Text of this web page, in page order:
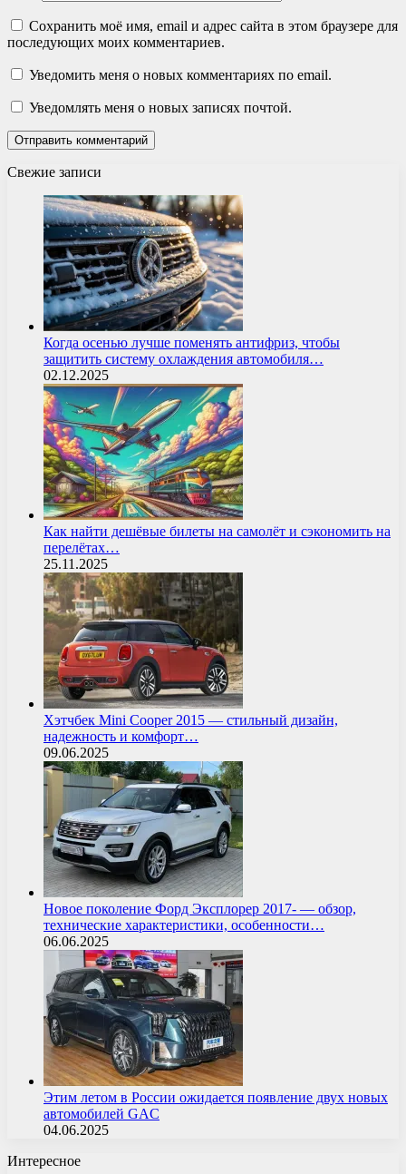
Сохранить моё имя, email и адрес сайта в этом браузере для
последующих моих комментариев.
Уведомить меня о новых комментариях по email.
Уведомлять меня о новых записях почтой.
Свежие записи
Когда осенью лучше поменять антифриз, чтобы
защитить систему охлаждения автомобиля…
02.12.2025
Как найти дешёвые билеты на самолёт и сэкономить на
перелётах…
25.11.2025
Хэтчбек Mini Cooper 2015 — стильный дизайн,
надежность и комфорт…
09.06.2025
Новое поколение Форд Эксплорер 2017- — обзор,
технические характеристики, особенности…
06.06.2025
Этим летом в России ожидается появление двух новых
автомобилей GAC
04.06.2025
Интересное